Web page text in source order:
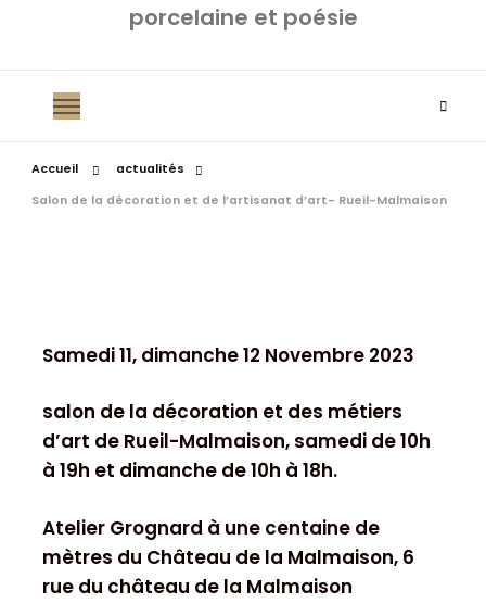
porcelaine et poésie
Accueil
actualités
Salon de la décoration et de l’artisanat d’art- Rueil-Malmaison
Samedi 11, dimanche 12 Novembre 2023
salon de la décoration et des métiers
d’art de Rueil-Malmaison, samedi de 10h
à 19h et dimanche de 10h à 18h.
Atelier Grognard à une centaine de
mètres du Château de la Malmaison, 6
rue du château de la Malmaison